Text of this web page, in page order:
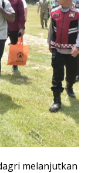
melanjutkan